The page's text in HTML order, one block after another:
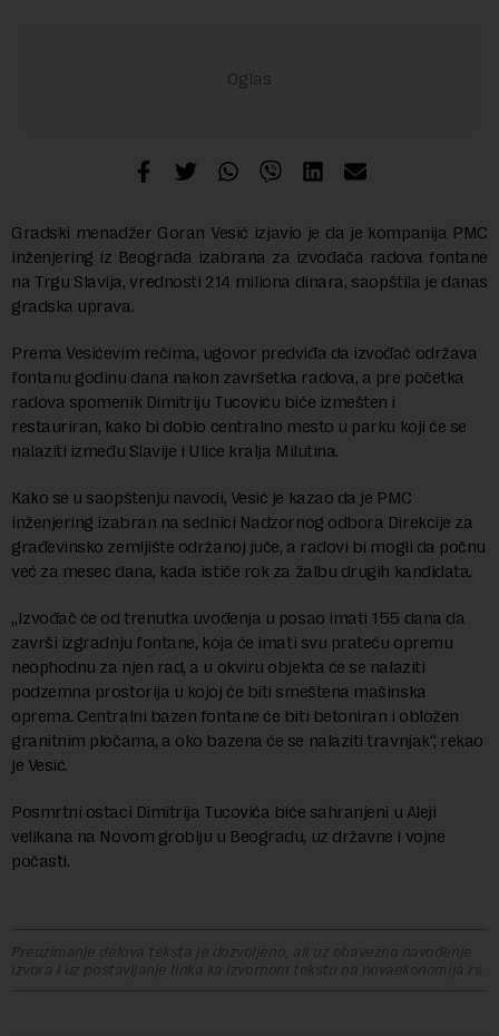
Gradski menadžer Goran Vesić izjavio je da je kompanija PMC
inženjering iz Beograda izabrana za izvođača radova fontane
na Trgu Slavija, vrednosti 214 miliona dinara, saopštila je danas
gradska uprava.
Prema Vesićevim rečima, ugovor predviđa da izvođač održava
fontanu godinu dana nakon završetka radova, a pre početka
radova spomenik Dimitriju Tucoviću biće izmešten i
restauriran, kako bi dobio centralno mesto u parku koji će se
nalaziti između Slavije i Ulice kralja Milutina.
Kako se u saopštenju navodi, Vesić je kazao da je PMC
inženjering izabran na sednici Nadzornog odbora Direkcije za
građevinsko zemljište održanoj juče, a radovi bi mogli da počnu
već za mesec dana, kada ističe rok za žalbu drugih kandidata.
„Izvođač će od trenutka uvođenja u posao imati 155 dana da
završi izgradnju fontane, koja će imati svu prateću opremu
neophodnu za njen rad, a u okviru objekta će se nalaziti
podzemna prostorija u kojoj će biti smeštena mašinska
oprema. Centralni bazen fontane će biti betoniran i obložen
granitnim pločama, a oko bazena će se nalaziti travnjak“, rekao
je Vesić.
Posmrtni ostaci Dimitrija Tucovića biće sahranjeni u Aleji
velikana na Novom groblju u Beogradu, uz državne i vojne
počasti.
Preuzimanje delova teksta je dozvoljeno, ali uz obavezno navođenje
izvora i uz postavljanje linka ka izvornom tekstu na novaekonomija.rs